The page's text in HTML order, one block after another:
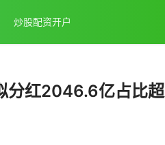
炒股配资开户
分红2046.6亿占比超